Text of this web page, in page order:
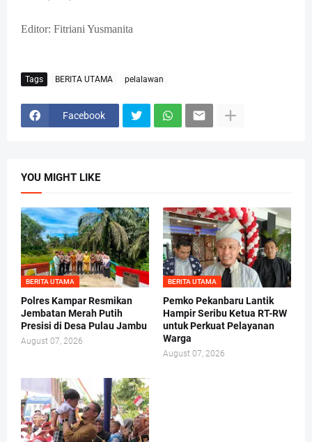
Editor: Fitriani Yusmanita
Tags BERITA UTAMA pelalawan
Facebook
YOU MIGHT LIKE
BERITA UTAMA
Polres Kampar Resmikan
Jembatan Merah Putih
Presisi di Desa Pulau Jambu
August 07, 2026
BERITA UTAMA
Pemko Pekanbaru Lantik
Hampir Seribu Ketua RT-RW
untuk Perkuat Pelayanan
Warga
August 07, 2026